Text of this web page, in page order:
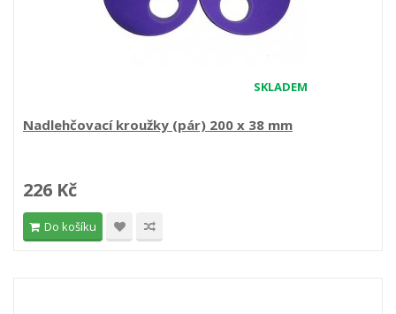
SKLADEM
Nadlehčovací kroužky (pár) 200 x 38 mm
226 Kč
Do košíku